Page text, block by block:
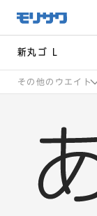
メ
ニュー
飛ばし
へ移動
新丸ゴ L
その他のウエイト